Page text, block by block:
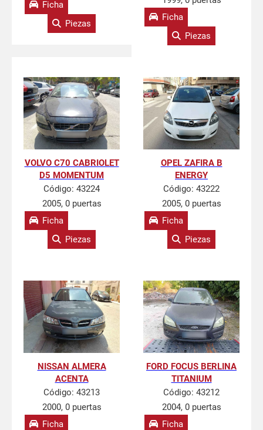
Ficha
Piezas
Ficha
Piezas
VOLVO C70 CABRIOLET
D5 MOMENTUM
Código: 43224
2005, 0 puertas
Ficha
Piezas
OPEL ZAFIRA B
ENERGY
Código: 43222
2005, 0 puertas
Ficha
Piezas
NISSAN ALMERA
ACENTA
Código: 43213
2000, 0 puertas
Ficha
FORD FOCUS BERLINA
TITANIUM
Código: 43212
2004, 0 puertas
Ficha